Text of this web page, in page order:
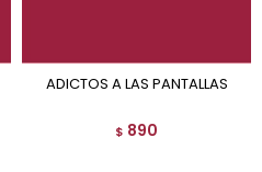
ADICTOS A LAS PANTALLAS
$ 890